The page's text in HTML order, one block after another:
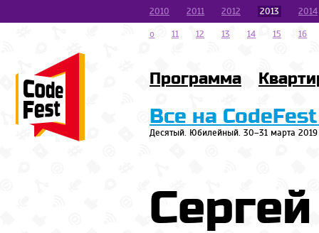
2010 2011 2012 2013
2014
o
11 12 13 14 15 16
Программа
Все на
Десятый. Юбилейный. 30–31 марта 2019